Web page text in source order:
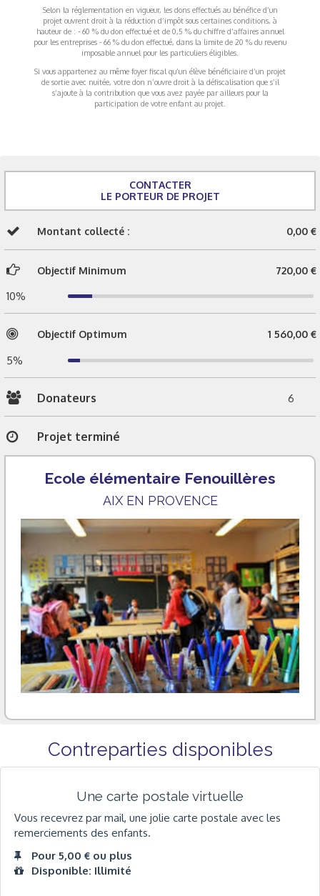
Selon la réglementation en vigueur, les dons effectués au bénéfice d’un
projet ouvrent droit à la réduction d’impôt sous certaines conditions, à
hauteur de : - 60 % du don effectué et de 0,5 % du chiffre d’affaires annuel
pour les entreprises - 66 % du don effectué, dans la limite de 20 % du revenu
imposable annuel pour les particuliers éligibles.
Si vous appartenez au même foyer fiscal qu’un élève bénéficiaire d’un projet
de sortie avec nuitée, votre don n’ouvre droit à la défiscalisation que s’il
s’ajoute à la contribution que vous avez payée par ailleurs pour la
participation de votre enfant au projet.
CONTACTER
LE PORTEUR DE PROJET
Montant collecté : 0,00 €
Objectif Minimum 720,00 €
10%
Objectif Optimum 1 560,00 €
5%
Donateurs 6
Projet terminé
Ecole élémentaire Fenouillères
AIX EN PROVENCE
Contreparties disponibles
Une carte postale virtuelle
Vous recevrez par mail, une jolie carte postale avec les
remerciements des enfants.
Pour 5,00 € ou plus
Disponible: Illimité